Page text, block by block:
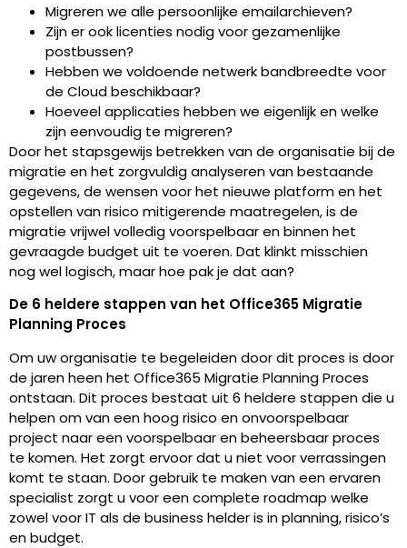
Migreren we alle persoonlijke emailarchieven?
Zijn er ook licenties nodig voor gezamenlijke
postbussen?
Hebben we voldoende netwerk bandbreedte voor
de Cloud beschikbaar?
Hoeveel applicaties hebben we eigenlijk en welke
zijn eenvoudig te migreren?
Door het stapsgewijs betrekken van de organisatie bij de
migratie en het zorgvuldig analyseren van bestaande
gegevens, de wensen voor het nieuwe platform en het
opstellen van risico mitigerende maatregelen, is de
migratie vrijwel volledig voorspelbaar en binnen het
gevraagde budget uit te voeren. Dat klinkt misschien
nog wel logisch, maar hoe pak je dat aan?
De 6 heldere stappen van het Office365 Migratie
Planning Proces
Om uw organisatie te begeleiden door dit proces is door
de jaren heen het Office365 Migratie Planning Proces
ontstaan. Dit proces bestaat uit 6 heldere stappen die u
helpen om van een hoog risico en onvoorspelbaar
project naar een voorspelbaar en beheersbaar proces
te komen. Het zorgt ervoor dat u niet voor verrassingen
komt te staan. Door gebruik te maken van een ervaren
specialist zorgt u voor een complete roadmap welke
zowel voor IT als de business helder is in planning, risico’s
en budget.